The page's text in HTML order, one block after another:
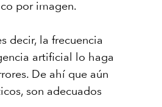
por imagen.
decir, la frecuencia
artificial lo haga
De ahí que aún
son adecuados